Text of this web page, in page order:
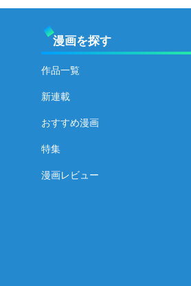
漫画を探す
作品一覧
新連載
おすすめ漫画
特集
漫画レビュー